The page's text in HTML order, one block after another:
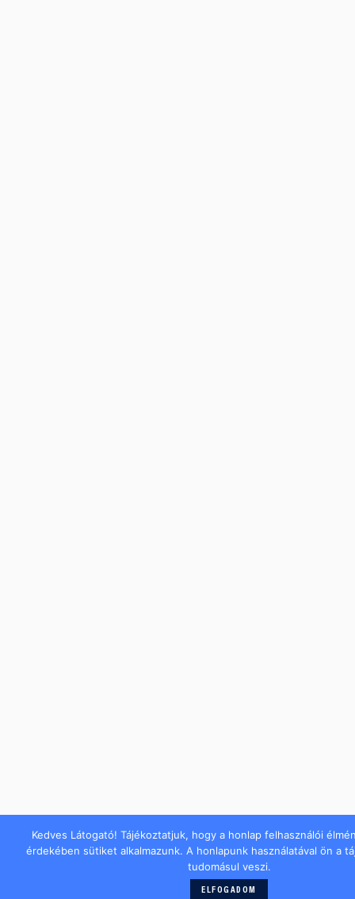
Kedves Látogató! Tájékoztatjuk, hogy a honlap felhasználói
érdekében sütiket alkalmazunk. A honlapunk használatával ön a
tudomásul veszi.
ELFOGADOM